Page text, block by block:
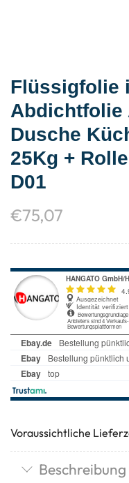
Flüssigfolie
Abdichtfolie
Dusche
25Kg +
D01
€75,07
Voraussichtliche
Beschreibung